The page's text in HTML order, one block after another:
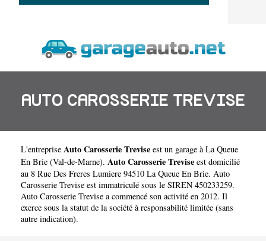
AUTO CAROSSERIE TREVISE
L'entreprise Auto Carosserie Trevise est un garage à La Queue
En Brie (Val-de-Marne). Auto Carosserie Trevise est domicilié
au 8 Rue Des Freres Lumiere 94510 La Queue En Brie. Auto
Carosserie Trevise est immatriculé sous le SIREN 450233259.
Auto Carosserie Trevise a commencé son activité en 2012. Il
exerce sous la statut de la société à responsabilité limitée (sans
autre indication).